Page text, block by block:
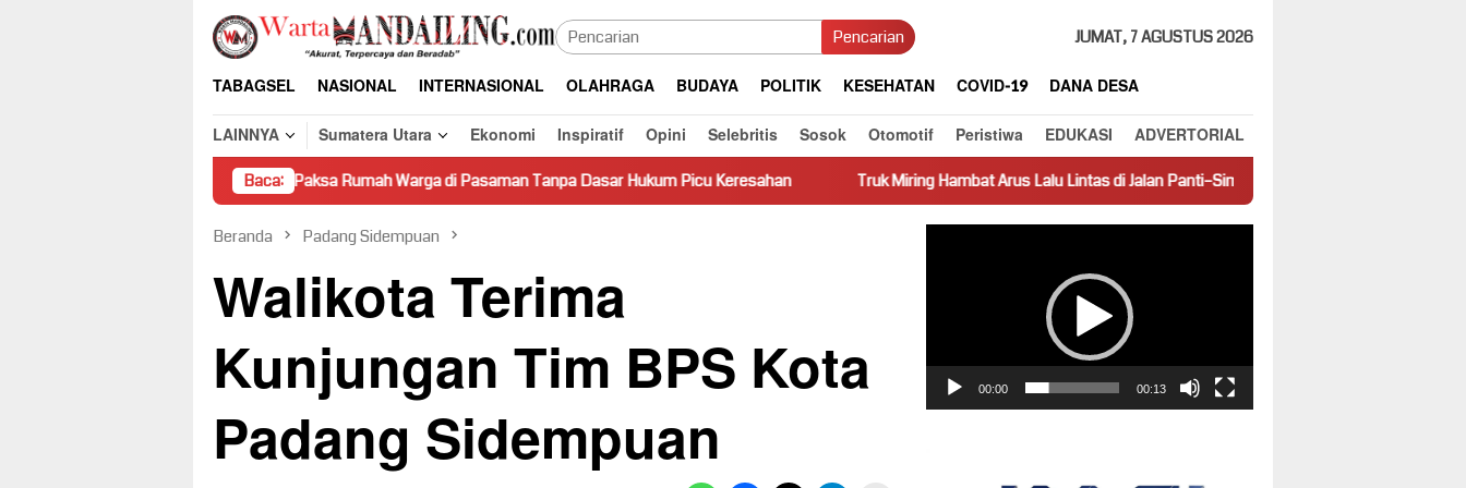
Loncat
konten
Pencarian JUMAT, 7 AGUSTUS 2026
TABAGSEL NASIONAL INTERNASIONAL OLAHRAGA BUDAYA POLITIK KESEHATAN COVID-19
DANA DESA
LAINNYA
Sumatera Utara Ekonomi Inspiratif Opini Selebritis Sosok Otomotif Peristiwa EDUKASI ADVERTORIAL
Baca:
Pembongkaran Paksa Rumah Warga di Pasaman Tanpa Dasar Hukum Picu Keresahan Truk Miring Hambat Arus Lalu Lintas di Jalan Panti–Simpang Empat
Beranda Padang Sidempuan
Walikota Terima
Kunjungan Tim BPS Kota
Padang Sidempuan
00:00 00:13